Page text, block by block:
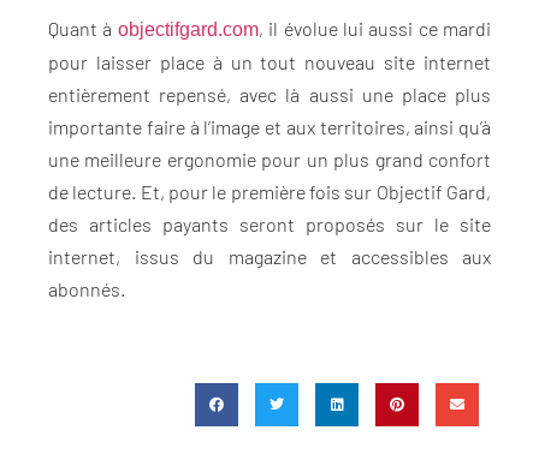
Quant à objectifgard.com, il évolue lui aussi ce mardi
pour laisser place à un tout nouveau site internet
entièrement repensé, avec là aussi une place plus
importante faire à l’image et aux territoires, ainsi qu’à
une meilleure ergonomie pour un plus grand confort
de lecture. Et, pour le première fois sur Objectif Gard,
des articles payants seront proposés sur le site
internet, issus du magazine et accessibles aux
abonnés.